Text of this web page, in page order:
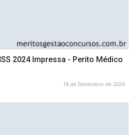
2024 Impressa - Perito Médico
18 de Dezembro de 2024